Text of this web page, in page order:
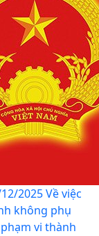
2025 Về việc
không phụ
vi thành